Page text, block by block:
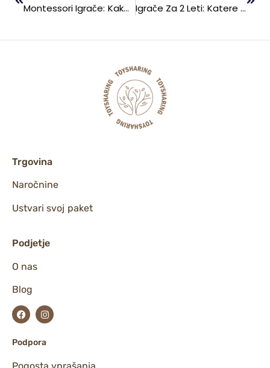
Montessori Igrače: Kako Izbrati Prave Igrače Za Razvoj Vašega Otroka Igrače Za 2 Leti: Katere Res Pomagajo Razvoju (in Katere So Izguba Časa)
Trgovina
Naročnine
Ustvari svoj paket
Podjetje
O nas
Blog
Podpora